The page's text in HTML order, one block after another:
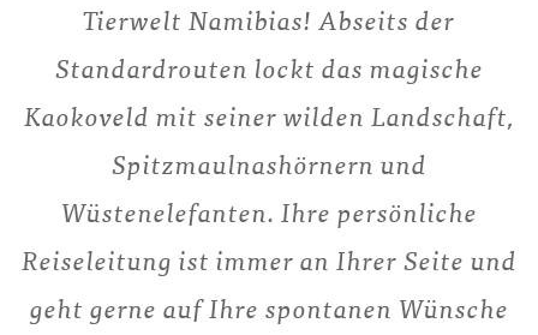
Tierwelt Namibias! Abseits der
Standardrouten lockt das magische
Kaokoveld mit seiner wilden Landschaft,
Spitzmaulnashörnern und
Wüstenelefanten. Ihre persönliche
Reiseleitung ist immer an Ihrer Seite und
geht gerne auf Ihre spontanen Wünsche